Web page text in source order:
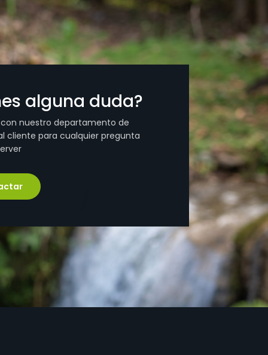
alguna duda?
nuestro departamento de
cliente para cualquier pregunta